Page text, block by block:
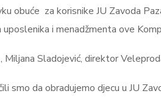
obuće za korisnike JU Zavoda
uposlenika i menadžmenta ove
Miljana Sladojević, direktor
smo da obradujemo djecu u JU